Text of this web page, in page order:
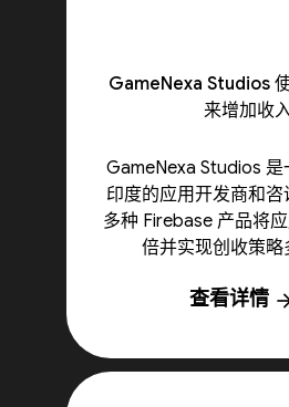
GameNexa Studios
来增加收
GameNexa Studios
印度的应用开发商和咨
多种 Firebase 产品将
倍并实现创收策略
查看详情